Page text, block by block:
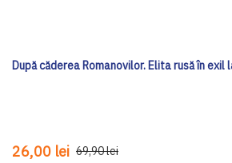
După căderea Romanovilor. Elita rusă în exil
26,00 lei 69,90 lei